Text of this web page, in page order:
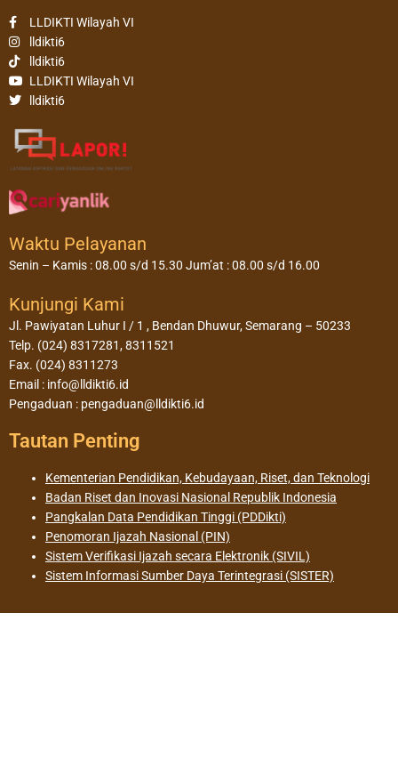
LLDIKTI Wilayah VI
lldikti6
lldikti6
LLDIKTI Wilayah VI
lldikti6
Waktu Pelayanan
Senin – Kamis : 08.00 s/d 15.30 Jum’at : 08.00 s/d 16.00
Kunjungi Kami
Jl. Pawiyatan Luhur I / 1 , Bendan Dhuwur, Semarang – 50233
Telp. (024) 8317281, 8311521
Fax. (024) 8311273
Email : info@lldikti6.id
Pengaduan : pengaduan@lldikti6.id
Tautan Penting
Kementerian Pendidikan, Kebudayaan, Riset, dan Teknologi
Badan Riset dan Inovasi Nasional Republik Indonesia
Pangkalan Data Pendidikan Tinggi (PDDikti)
Penomoran Ijazah Nasional (PIN)
Sistem Verifikasi Ijazah secara Elektronik (SIVIL)
Sistem Informasi Sumber Daya Terintegrasi (SISTER)